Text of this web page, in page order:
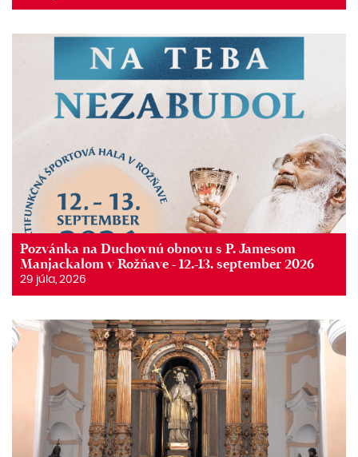
Pozvánka na Duchovnú obnovu s P. Jamesom
Manjackalom v Rožňave - 12.-13. september 2026
29 júla, 2026